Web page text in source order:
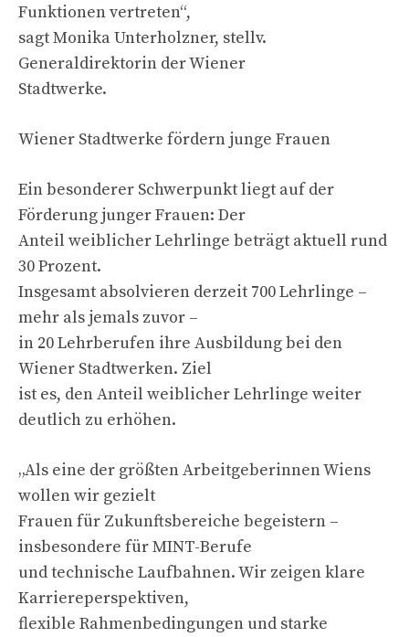
Funktionen vertreten“,
sagt Monika Unterholzner, stellv.
Generaldirektorin der Wiener
Stadtwerke.
Wiener Stadtwerke fördern junge Frauen
Ein besonderer Schwerpunkt liegt auf der
Förderung junger Frauen: Der
Anteil weiblicher Lehrlinge beträgt aktuell rund
30 Prozent.
Insgesamt absolvieren derzeit 700 Lehrlinge –
mehr als jemals zuvor –
in 20 Lehrberufen ihre Ausbildung bei den
Wiener Stadtwerken. Ziel
ist es, den Anteil weiblicher Lehrlinge weiter
deutlich zu erhöhen.
„Als eine der größten Arbeitgeberinnen Wiens
wollen wir gezielt
Frauen für Zukunftsbereiche begeistern –
insbesondere für MINT-Berufe
und technische Laufbahnen. Wir zeigen klare
Karriereperspektiven,
flexible Rahmenbedingungen und starke